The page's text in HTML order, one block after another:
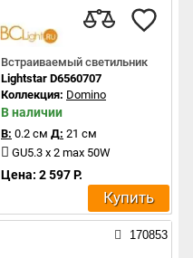
Встраиваемый светильник
Lightstar D6560707
Коллекция: Domino
В наличии
В: 0.2 см Д: 21 см
GU5.3 x 2 max 50W
Цена: 2 597 Р.
Купить
170853